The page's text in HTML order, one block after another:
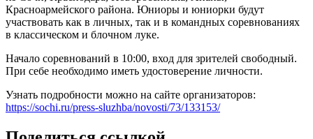
Красноармейского района. Юниоры и юниорки будут
участвовать как в личных, так и в командных соревнованиях
в классическом и блочном луке.
Начало соревнований в 10:00, вход для зрителей свободный.
При себе необходимо иметь удостоверение личности.
Узнать подробности можно на сайте организаторов:
https://sochi.ru/press-sluzhba/novosti/73/133153/